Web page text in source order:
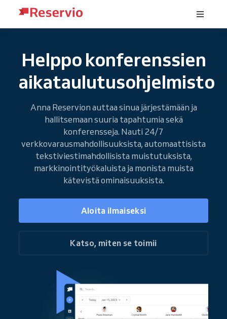
Helppo konferenssien
aikataulutusohjelmisto
Anna Reservion auttaa sinua järjestämään ja
hallitsemaan suuria tapahtumia sekä
konferensseja. Nauti 24/7
verkkovarausmahdollisuuksista, automaattisista
tekstiviestimahdollisista muistutuksista,
markkinointityökaluista ja monista muista
kätevistä ominaisuuksista.
Aloita ilmaiseksi
Katso, miten se toimii